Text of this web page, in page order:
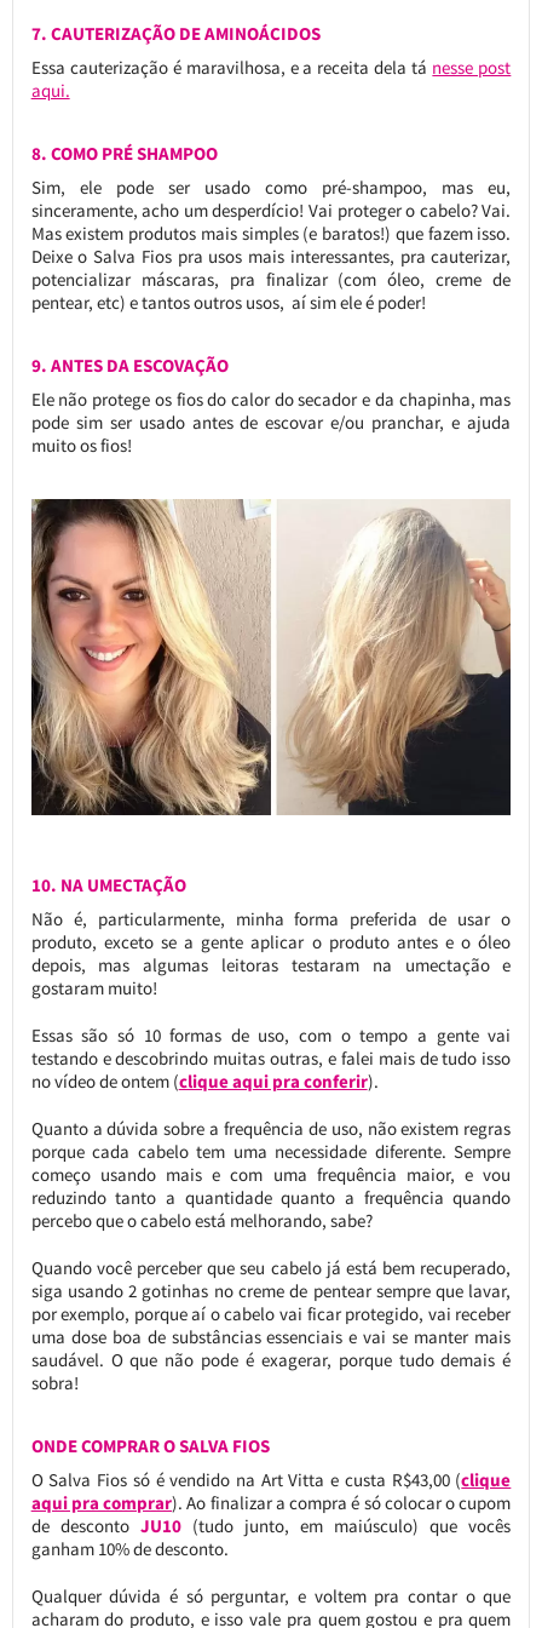
7. CAUTERIZAÇÃO DE AMINOÁCIDOS
Essa cauterização é maravilhosa, e a receita dela tá nesse post
aqui.
8. COMO PRÉ SHAMPOO
Sim, ele pode ser usado como pré-shampoo, mas eu,
sinceramente, acho um desperdício! Vai proteger o cabelo? Vai.
Mas existem produtos mais simples (e baratos!) que fazem isso.
Deixe o Salva Fios pra usos mais interessantes, pra cauterizar,
potencializar máscaras, pra finalizar (com óleo, creme de
pentear, etc) e tantos outros usos, aí sim ele é poder!
9. ANTES DA ESCOVAÇÃO
Ele não protege os fios do calor do secador e da chapinha, mas
pode sim ser usado antes de escovar e/ou pranchar, e ajuda
muito os fios!
10. NA UMECTAÇÃO
Não é, particularmente, minha forma preferida de usar o
produto, exceto se a gente aplicar o produto antes e o óleo
depois, mas algumas leitoras testaram na umectação e
gostaram muito!
Essas são só 10 formas de uso, com o tempo a gente vai
testando e descobrindo muitas outras, e falei mais de tudo isso
no vídeo de ontem (clique aqui pra conferir).
Quanto a dúvida sobre a frequência de uso, não existem regras
porque cada cabelo tem uma necessidade diferente. Sempre
começo usando mais e com uma frequência maior, e vou
reduzindo tanto a quantidade quanto a frequência quando
percebo que o cabelo está melhorando, sabe?
Quando você perceber que seu cabelo já está bem recuperado,
siga usando 2 gotinhas no creme de pentear sempre que lavar,
por exemplo, porque aí o cabelo vai ficar protegido, vai receber
uma dose boa de substâncias essenciais e vai se manter mais
saudável. O que não pode é exagerar, porque tudo demais é
sobra!
ONDE COMPRAR O SALVA FIOS
O Salva Fios só é vendido na Art Vitta e custa R$43,00 (clique
aqui pra comprar). Ao finalizar a compra é só colocar o cupom
de descontoJU10(tudo junto, em maiúsculo) que vocês
ganham 10% de desconto.
Qualquer dúvida é só perguntar, e voltem pra contar o que
acharam do produto, e isso vale pra quem gostou e pra quem